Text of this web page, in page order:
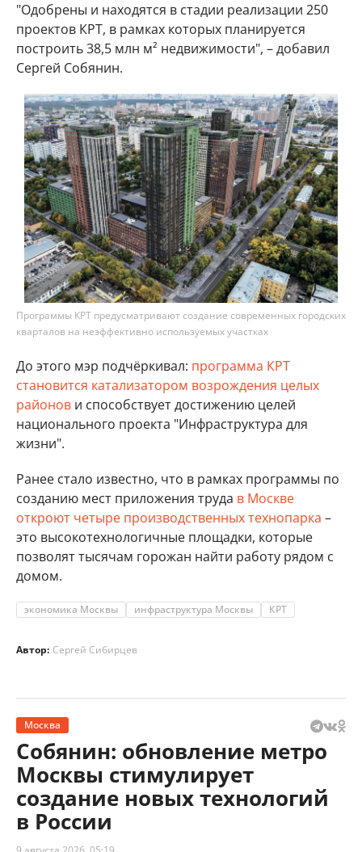
"Одобрены и находятся в стадии реализации 250
проектов КРТ, в рамках которых планируется
построить 38,5 млн м² недвижимости", – добавил
Сергей Собянин.
Программы КРТ предусматривают создание современных городских
кварталов на неэффективно используемых участках
До этого мэр подчёркивал: программа КРТ
становится катализатором возрождения целых
районов и способствует достижению целей
национального проекта "Инфраструктура для
жизни".
Ранее стало известно, что в рамках программы по
созданию мест приложения труда в Москве
откроют четыре производственных технопарка –
это высокотехнологичные площадки, которые
позволят тысячам горожан найти работу рядом с
домом.
экономика Москвы инфраструктура Москвы КРТ
Автор: Сергей Сибирцев
Москва
Собянин: обновление метро
Москвы стимулирует
создание новых технологий
в России